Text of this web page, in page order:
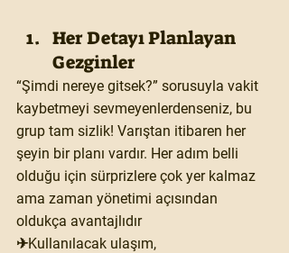
Her Detayı Planlayan
Gezginler
“Şimdi nereye gitsek?” sorusuyla vakit
kaybetmeyi sevmeyenlerdenseniz, bu
grup tam sizlik! Varıştan itibaren her
şeyin bir planı vardır. Her adım belli
olduğu için sürprizlere çok yer kalmaz
ama zaman yönetimi açısından
oldukça avantajlıdır
✈Kullanılacak ulaşım,